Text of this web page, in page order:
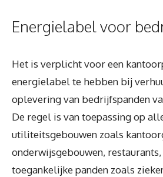
Energielabel voor
Het is verplicht voor een
energielabel te hebben bij
oplevering van bedrijfspanden
De regel is van toepassing op
utiliteitsgebouwen zoals
onderwijsgebouwen,
toegankelijke panden zoals